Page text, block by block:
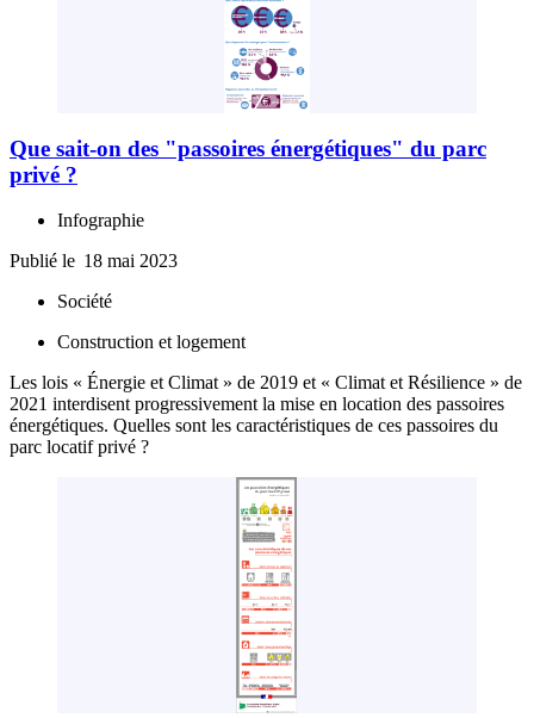
Que sait-on des "passoires énergétiques" du parc
privé ?
Infographie
Publié le 18 mai 2023
Société
Construction et logement
Les lois « Énergie et Climat » de 2019 et « Climat et Résilience » de
2021 interdisent progressivement la mise en location des passoires
énergétiques. Quelles sont les caractéristiques de ces passoires du
parc locatif privé ?